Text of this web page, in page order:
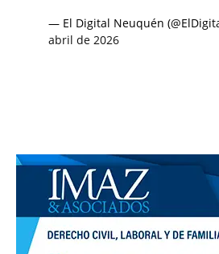
— El Digital Neuquén
abril de 2026